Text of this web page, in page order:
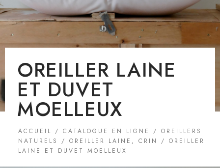
OREILLER LAINE
ET DUVET
MOELLEUX
ACCUEIL / CATALOGUE EN LIGNE / OREILLERS
NATURELS
/ OREILLER LAINE, CRIN
/ OREILLER
LAINE ET DUVET MOELLEUX